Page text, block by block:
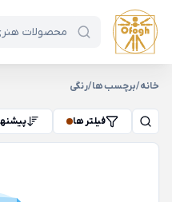
خانه/برچسب ها/رنگی
فیلتر ها